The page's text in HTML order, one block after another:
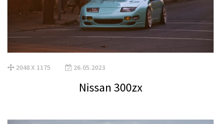
2048 X 1175 26.05.2023
Nissan 300zx